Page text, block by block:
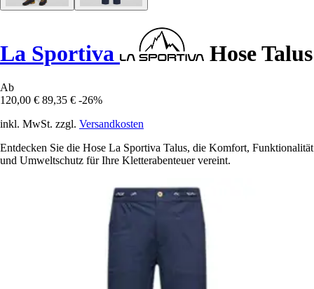
La Sportiva Hose Talus
Ab
120,00 € 89,35 € -26%
inkl. MwSt. zzgl. Versandkosten
Entdecken Sie die Hose La Sportiva Talus, die Komfort, Funktionalität
und Umweltschutz für Ihre Kletterabenteuer vereint.